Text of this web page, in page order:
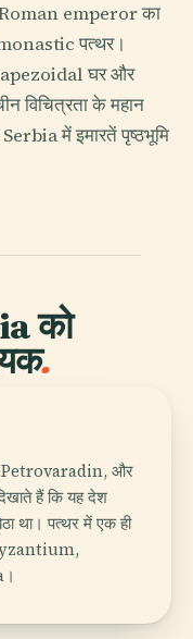
Roman emperor का
पत्थर।
घर और
विचित्रता के महान
में इमारतें पृष्ठभूमि
को
.
Petrovaradin, और
हैं कि यह देश
था। पत्थर में एक ही